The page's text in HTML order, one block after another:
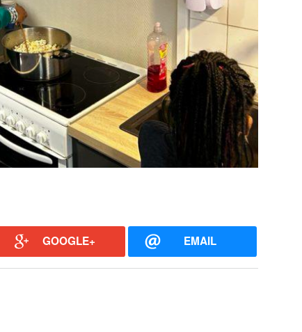
GOOGLE+ EMAIL